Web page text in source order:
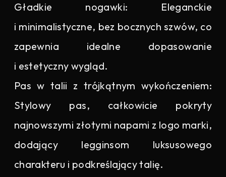
Gładkie nogawki: Eleganckie
i minimalistyczne, bez bocznych szwów, co
zapewnia idealne dopasowanie
i estetyczny wygląd.
Pas w talii z trójkątnym wykończeniem:
Stylowy pas, całkowicie pokryty
najnowszymi złotymi napami z logo marki,
dodający legginsom luksusowego
charakteru i podkreślający talię.